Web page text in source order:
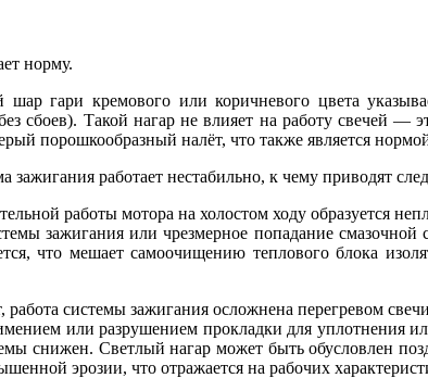
норму.
гари кремового или коричневого цвета
сбоев). Такой нагар не влияет на работу свечей —
порошкообразный налёт, что также является
зажигания работает нестабильно, к чему приводят
работы мотора на холостом ходу образуется
зажигания или чрезмерное попадание смазочной
что мешает самоочищению теплового блока
системы зажигания осложнена перегревом
или разрушением прокладки для уплотнения
снижен. Светлый нагар может быть обусловлен
эрозии, что отражается на рабочих